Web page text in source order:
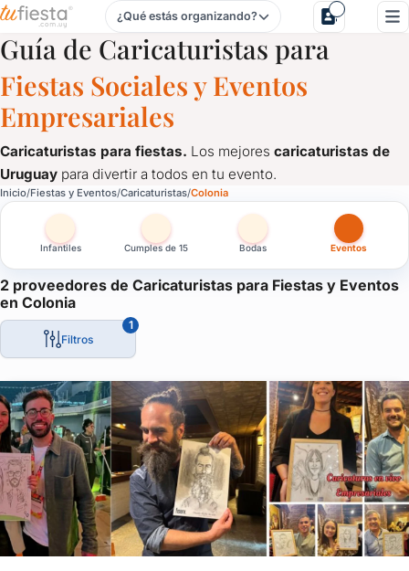
Caricaturistas para Fiestas y Eventos en Colonia
¿Qué estás organizando?
Guía de Caricaturistas para
Fiestas Sociales y Eventos
Empresariales
Caricaturistas para fiestas. Los mejores caricaturistas de
Uruguay para divertir a todos en tu evento.
Inicio Fiestas y Eventos Caricaturistas Colonia
Infantiles Cumples de 15 Bodas Eventos
2 proveedores de Caricaturistas para Fiestas y Eventos
en Colonia
Filtros
1
Caricaturistas para Fiestas y Eventos en Colonia
Caricaturistas para fiestas.
Los mejores caricaturistas de